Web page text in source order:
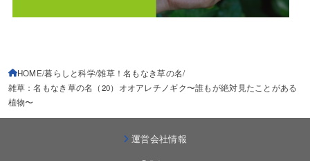
HOME 暮らしと科学 雑草！名もなき草の名
雑草：名もなき草の名（20）オオアレチノギク〜誰もが絶対見たことがある
植物〜
運営会社情報